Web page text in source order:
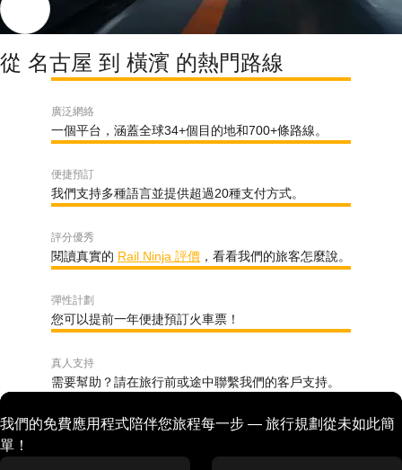
從 名古屋 到 橫濱 的熱門路線
廣泛網絡
一個平台，涵蓋全球34+個目的地和700+條路線。
便捷預訂
我們支持多種語言並提供超過20種支付方式。
評分優秀
閱讀真實的 Rail Ninja 評價 ，看看我們的旅客怎麼說。
彈性計劃
您可以提前一年便捷預訂火車票！
真人支持
需要幫助？請在旅行前或途中聯繫我們的客戶支持。
我們的免費應用程式陪伴您旅程每一步 — 旅行規劃從未如此簡
單！